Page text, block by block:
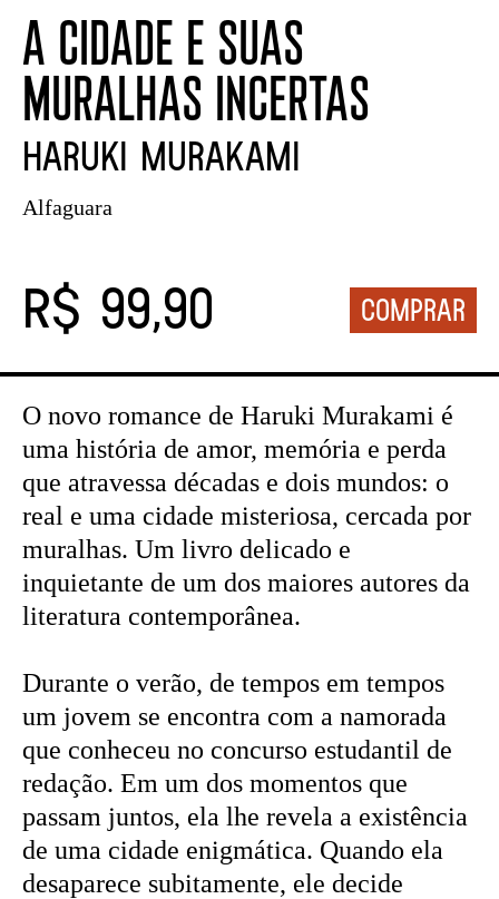
A CIDADE E SUAS
MURALHAS INCERTAS
HARUKI MURAKAMI
Alfaguara
R$ 99,90
O novo romance de Haruki Murakami é
uma história de amor, memória e perda
que atravessa décadas e dois mundos: o
real e uma cidade misteriosa, cercada por
muralhas. Um livro delicado e
inquietante de um dos maiores autores da
literatura contemporânea.
Durante o verão, de tempos em tempos
um jovem se encontra com a namorada
que conheceu no concurso estudantil de
redação. Em um dos momentos que
passam juntos, ela lhe revela a existência
de uma cidade enigmática. Quando ela
desaparece subitamente, ele decide